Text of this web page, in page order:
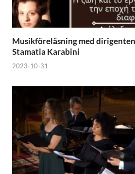
Musikföreläsning med
Stamatia Karabini
2023-10-31